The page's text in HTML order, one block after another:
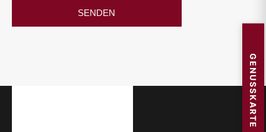
SENDEN
GENUSSKARTE